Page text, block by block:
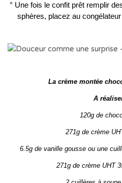
° Une fois le confit prêt remplir
sphères, placez au
La crème montée
A
120g de
271g de crème
6.5g de vanille gousse ou une
271g de crème UHT